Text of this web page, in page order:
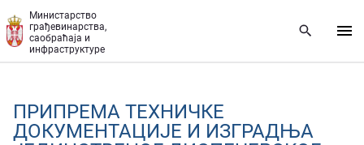
Министарство
грађевинарства,
саобраћаја и
инфраструктуре
ПРИПРЕМА ТЕХНИЧКЕ
ДОКУМЕНТАЦИЈЕ И ИЗГРАДЊА